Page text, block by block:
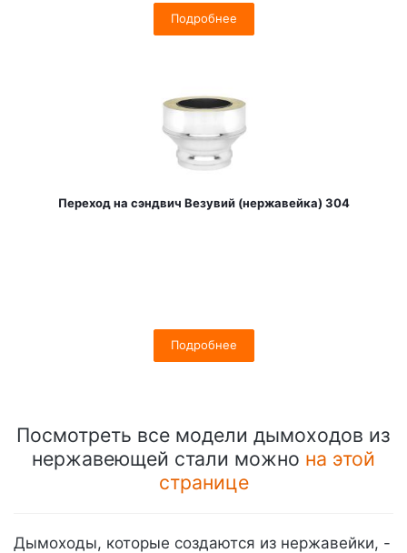
Подробнее
Переход на сэндвич Везувий (нержавейка) 304
Подробнее
Посмотреть все модели дымоходов из
нержавеющей стали можно на этой
странице
Дымоходы, которые создаются из нержавейки, -